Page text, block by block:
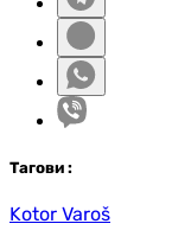
Тагови :
Kotor Varoš